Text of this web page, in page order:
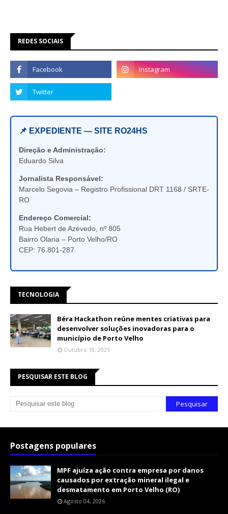
REDES SOCIAIS
📌 EXPEDIENTE — SITE RO24HS
Direção e Administração:
Eduardo Silva
Jornalista Responsável:
Marcelo Segovia – Registro Profissional DRT 1168 / SRTE-
RO
Endereço Comercial:
Rua Hebert de Azevedo, nº 805
Bairro Olaria – Porto Velho/RO
CEP: 76.801-287
TECNOLOGIA
Béra Hackathon reúne mentes criativas para
desenvolver soluções inovadoras para o
município de Porto Velho
Outubro 18, 2025
PESQUISAR ESTE BLOG
Postagens populares
MPF ajuíza ação contra empresa por danos
causados por extração mineral ilegal e
desmatamento em Porto Velho (RO)
Agosto 04, 2026